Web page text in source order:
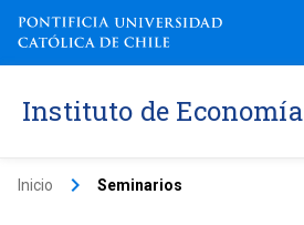
Instituto de Economía
Inicio keyboard_arrow_right Seminarios